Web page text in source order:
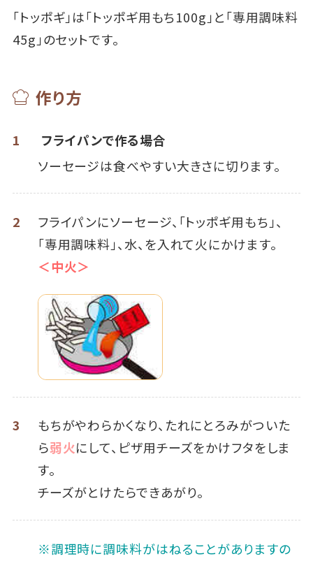
「トッポギ」は「トッポギ用もち100g」と「専用調味料
45g」のセットです。
作り方
1
フライパンで作る場合
ソーセージは食べやすい大きさに切ります。
2
フライパンにソーセージ、「トッポギ用もち」、
「専用調味料」、水、を入れて火にかけます。
＜中火＞
3
もちがやわらかくなり、たれにとろみがついた
ら弱火にして、ピザ用チーズをかけフタをしま
す。
チーズがとけたらできあがり。
※調理時に調味料がはねることがありますの